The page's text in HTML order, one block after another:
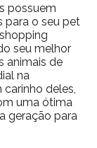
possuem
para o seu pet
seu melhor
animais de
na
deles,
uma ótima
geração para